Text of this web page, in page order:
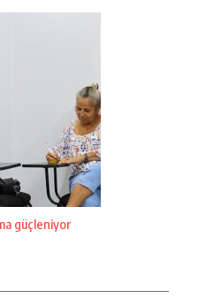
güçleniyor